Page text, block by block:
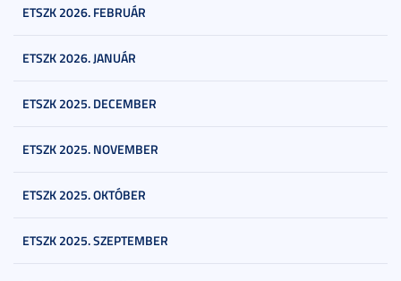
ETSZK 2026. FEBRUÁR
ETSZK 2026. JANUÁR
ETSZK 2025. DECEMBER
ETSZK 2025. NOVEMBER
ETSZK 2025. OKTÓBER
ETSZK 2025. SZEPTEMBER